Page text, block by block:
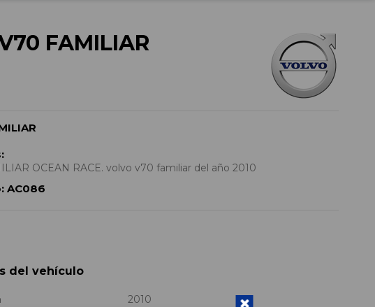
FAMILIAR
OCEAN RACE. volvo v70 familiar del año 2010
AC086
del vehículo
2010